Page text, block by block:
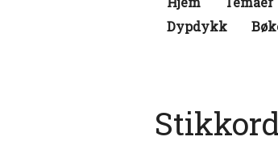
Dypdykk